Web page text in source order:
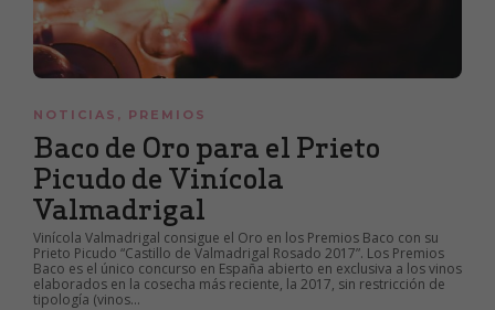
NOTICIAS , PREMIOS
Baco de Oro para el Prieto
Picudo de Vinícola
Valmadrigal
Vinícola Valmadrigal consigue el Oro en los Premios Baco con su
Prieto Picudo “Castillo de Valmadrigal Rosado 2017”. Los Premios
Baco es el único concurso en España abierto en exclusiva a los vinos
elaborados en la cosecha más reciente, la 2017, sin restricción de
tipología (vinos...